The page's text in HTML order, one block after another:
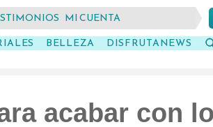
BELLEZA
DISFRUTANEWS
MI CUENTA
acabar con